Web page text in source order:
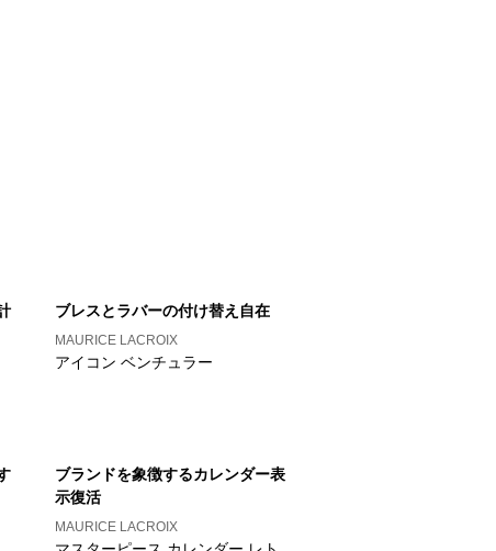
ブレスとラバーの付け替え自在
MAURICE LACROIX
アイコン ベンチュラー
ブランドを象徴するカレンダー表
示復活
MAURICE LACROIX